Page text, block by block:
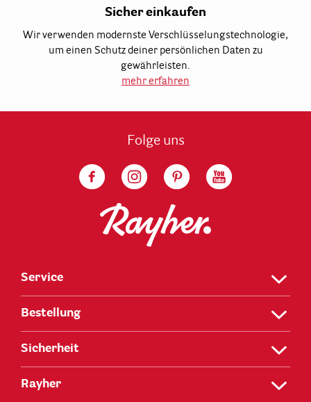
Sicher einkaufen
Wir verwenden modernste Verschlüsselungstechnologie,
um einen Schutz deiner persönlichen Daten zu
gewährleisten.
mehr erfahren
Folge uns
Service
Bestellung
Sicherheit
Rayher